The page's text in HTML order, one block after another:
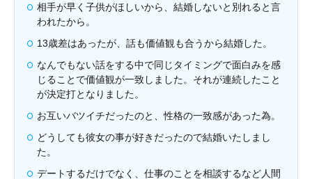
相手が早く子供がほしいから、結婚しないと別れると言
われたから。
13歳差はあったが、話も価値観も合うから結婚した。
なんでもない話をする中で同じタイミングで面白みを感
じることで価値観が一致しました。それが連続したこと
が決定打となりました。
お互いバツイチだったのと、性格の一致感があった為。
どうしても彼女の事が好きだったので結婚いたしまし
た。
デートするだけでなく、仕事のことを相談するなど人間